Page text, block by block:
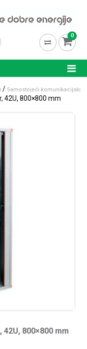
0
/ Samostojeći komunikacijski
42U, 800×800 mm
800×800 mm